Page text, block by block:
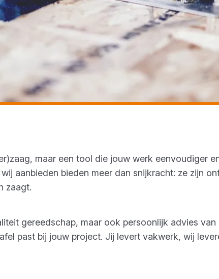
maar een tool die jouw werk eenvoudiger
aanbieden bieden meer dan snijkracht: ze zijn
zaagt.
gereedschap, maar ook persoonlijk advies
past bij jouw project. Jij levert vakwerk, wij